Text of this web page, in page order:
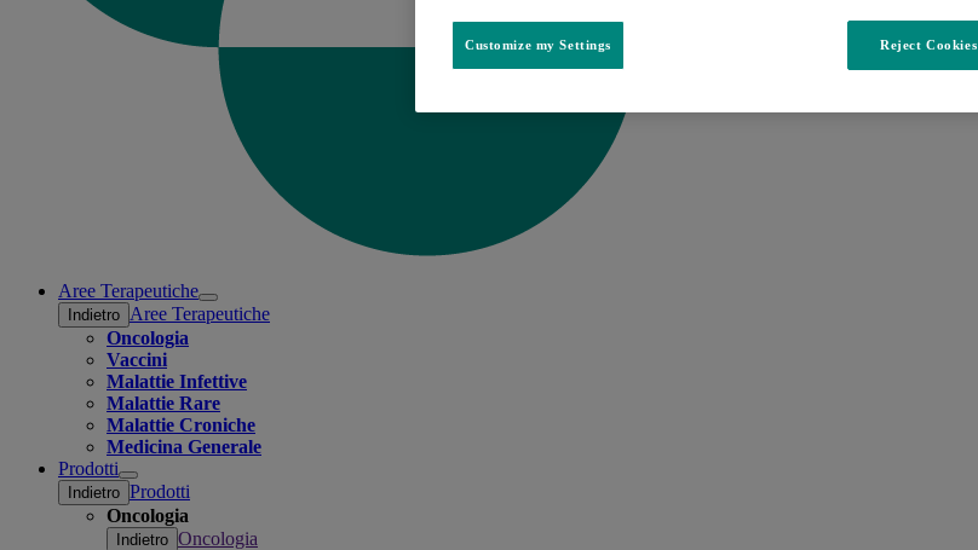
Aree Terapeutiche
Open
submenu
Indietro Aree Terapeutiche
Oncologia
Vaccini
Malattie Infettive
Malattie Rare
Malattie Croniche
Medicina Generale
Prodotti
Open
submenu
Indietro Prodotti
Oncologia
Indietro Oncologia
Customize my Settings Reject Cookies